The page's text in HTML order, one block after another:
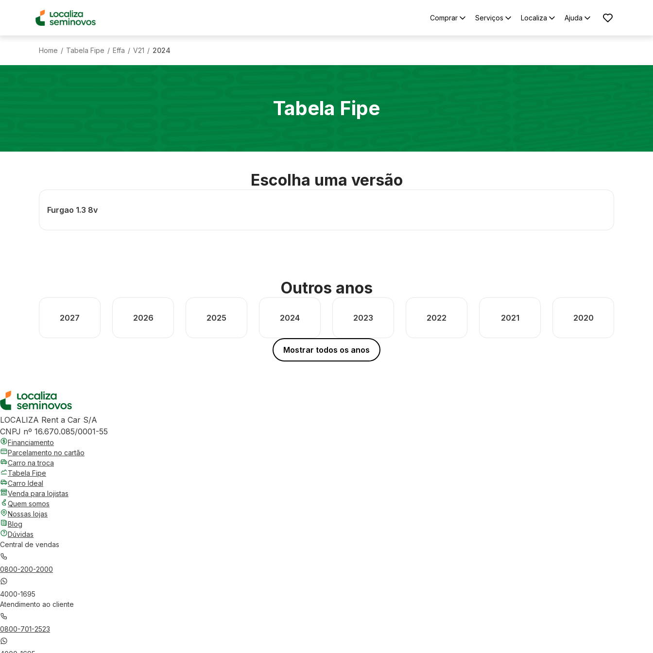
Comprar Serviços Localiza Ajuda
Home / Tabela Fipe / Effa / V21 / 2024
Tabela Fipe
Escolha uma versão
Furgao 1.3 8v
Outros anos
2027 2026 2025 2024 2023 2022 2021 2020
Mostrar todos os anos
LOCALIZA Rent a Car S/A
CNPJ nº 16.670.085/0001-55
Financiamento
Parcelamento no cartão
Carro na troca
Tabela Fipe
Carro Ideal
Venda para lojistas
Quem somos
Nossas lojas
Blog
Dúvidas
Central de vendas
0800-200-2000
4000-1695
Atendimento ao cliente
0800-701-2523